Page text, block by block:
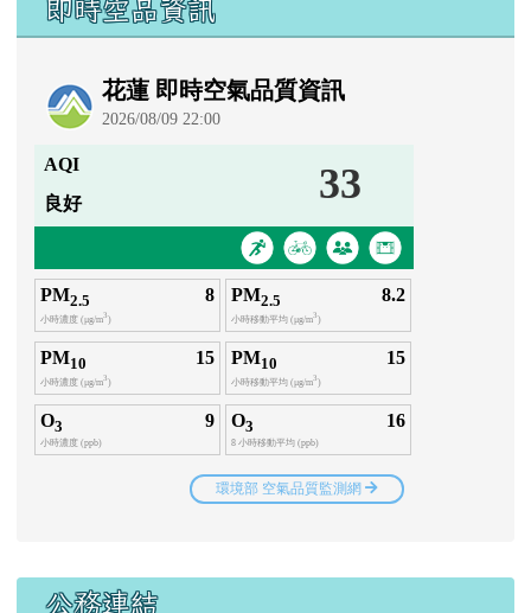
即時空品資訊
右邊區域內容
公務連結